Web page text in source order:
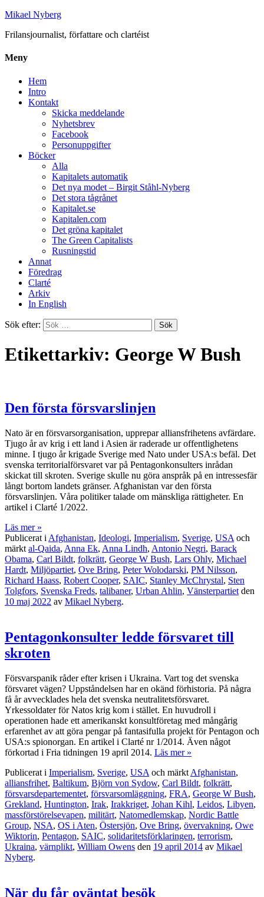
Mikael Nyberg
Frilansjournalist, författare och clartéist
Meny
Hem
Intro
Kontakt
Skicka meddelande
Nyhetsbrev
Facebook
Personuppgifter
Böcker
Alla
Kapitalets automatik
Det nya modet – Birgit Ståhl-Nyberg
Det stora tågrånet
Kapitalet.se
Kapitalen.com
Det gröna kapitalet
The Green Capitalists
Rusningstid
Annat
Föredrag
Clarté
Arkiv
In English
Sök efter:
Etikettarkiv: George W Bush
Den första försvarslinjen
Nato är en försvarsorganisation, upprepar alliansfrihetens avfärdare.
Tjugo år av krig i ett land i Asien är raderade ur offentlighetens
minne. I tjugo år krigade Sverige med Nato under USA:s befäl. Det
svenska territorialförsvaret var på Pentagonkonsulters inrådan
skickat till skroten. Sverige skulle nu göra anspråk på en intressesfär
långt bortom landets gränser. Afghanistan var den första
försvarslinjen. Våra politiker talade om mänskliga rättigheter. En
artikel i Clarté 1/2022.
Läs mer »
Publicerat i Afghanistan, Ideologi, Imperialism, Sverige, USA och
märkt al-Qaida, Anna Ek, Anna Lindh, Antonio Negri, Barack
Obama, Carl Bildt, folkrätt, George W Bush, Lars Ohly, Michael
Hardt, Miljöpartiet, Ove Bring, Peter Wolodarski, PM Nilsson,
Richard Haass, Robert Cooper, SAIC, Stanley McChrystal, Sten
Tolgfors, Svenska Freds, talibaner, Urban Ahlin, Vänsterpartiet den
10 maj 2022 av Mikael Nyberg.
Pentagonkonsulter ledde försvaret till
skroten
Försvarspanik råder efter krisen i Ukraina. Vart tog det svenska
försvaret vägen? Uppståndelsen har en okänd förhistoria. På några
få år avvecklades hela det svenska neutralitetsförsvaret.
Yrkessoldater för Natos krig kom i stället. En huvudroll i
operationen hade ett amerikanskt konsultföretag med mångårig
erfarenhet av att göra pengar på fantasifulla projekt för Pentagon och
USA:s spionorgan. En artikel i Clarté nr 1/2014. Även något
förkortad i Fria tidningen 19 april 2014. Läs mer »
Publicerat i Imperialism, Sverige, USA och märkt Afghanistan,
alliansfrihet, Baltikum, Björn von Sydow, Carl Bildt, folkrätt,
försvarsdepartementet, försvarsomläggning, FRA, George W Bush,
Grekland, Huntington, Irak, Irakkriget, Johan Kihl, Leidos, Libyen,
massförstörelsevapen, militärt, Natomedlemskap, Nordic Battle
Group, NSA, OS i Aten, Östersjön, Ove Bring, övervakning, Owe
Wiktorin, Pentagon, SAIC, solidaritetsförklaringen, terrorism,
Ukraina, värnplikt, William Owens den 19 april 2014 av Mikael
Nyberg.
När du får oväntat besök